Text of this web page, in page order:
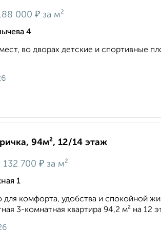
000 ₽ за м²
4
во дворах детские и спортивные
94м², 12/14 этаж
132 700 ₽ за м²
1
для комфорта, удобства и спокойной
3-комнатная квартира 94,2 м² на